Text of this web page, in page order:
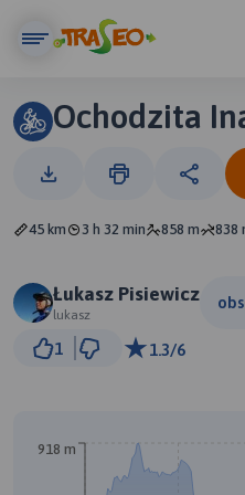
Ochodzita
45 km 3 h 32 min 858 m 838
Łukasz Pisiewicz
lukasz
1 1.3/6
918 m